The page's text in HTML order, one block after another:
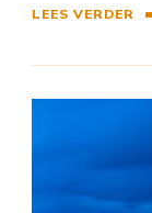
LEES VERDER